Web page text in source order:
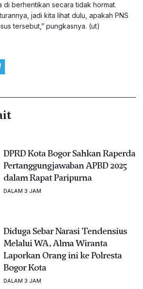
di berhentikan secara tidak hormat.
jadi kita lihat dulu, apakah PNS
tersebut,” pungkasnya. (ut)
DPRD Kota Bogor Sahkan Raperda
Pertanggungjawaban APBD 2025
dalam Rapat Paripurna
DALAM 3 JAM
Diduga Sebar Narasi Tendensius
Melalui WA, Alma Wiranta
Laporkan Orang ini ke Polresta
Bogor Kota
DALAM 3 JAM